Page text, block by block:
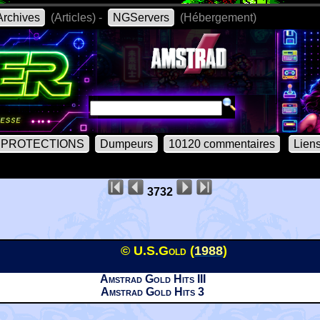
(Articles) - NGServers (Hébergement)
PROTECTIONS Dumpeurs 10120 commentaires
3732
© U.S.Gold (1988)
Amstrad Gold Hits III
Amstrad Gold Hits 3